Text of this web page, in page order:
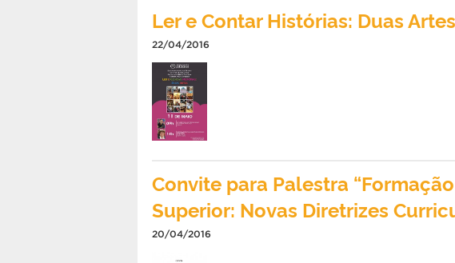
Ler e Contar Histórias: Duas Artes
22/04/2016
Convite para Palestra
Superior: Novas Diretrizes
20/04/2016